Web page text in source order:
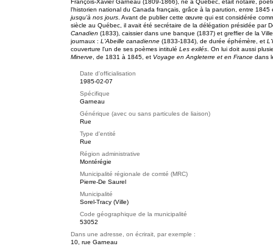
François-Xavier Garneau (1809-1866), né à Québec, était notaire,
l'historien national du Canada français, grâce à la parution, entre
jusqu'à nos jours . Avant de publier cette œuvre qui est considérée
siècle au Québec, il avait été secrétaire de la délégation présidée par
Canadien (1833), caissier dans une banque (1837) et greffier de la
journaux : L'Abeille canadienne (1833-1834), de durée éphémère, et
couverture l'un de ses poèmes intitulé Les exilés . On lui doit aussi
Minerve , de 1831 à 1845, et Voyage en Angleterre et en France dans
Date d'officialisation
1985-02-07
Spécifique
Garneau
Générique (avec ou sans particules de liaison)
Rue
Type d'entité
Rue
Région administrative
Montérégie
Municipalité régionale de comté (MRC)
Pierre-De Saurel
Municipalité
Sorel-Tracy (Ville)
Code géographique de la municipalité
53052
Dans une adresse, on écrirait, par exemple :
10, rue Garneau